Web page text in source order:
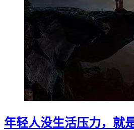
年轻人没生活压力，就